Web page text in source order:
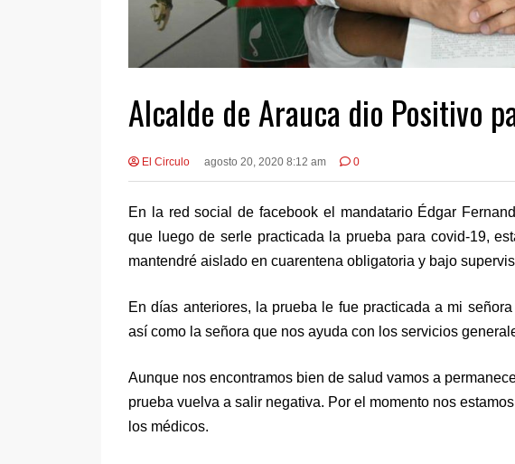
Alcalde de Arauca dio Positivo
El Circulo agosto 20, 2020 8:12 am 0
En la red social de facebook el mandatario Édgar
que luego de serle practicada la prueba para covid-19,
mantendré aislado en cuarentena obligatoria y bajo
En días anteriores, la prueba le fue practicada a mi
así como la señora que nos ayuda con los servicios
Aunque nos encontramos bien de salud vamos a
prueba vuelva a salir negativa. Por el momento nos
los médicos.